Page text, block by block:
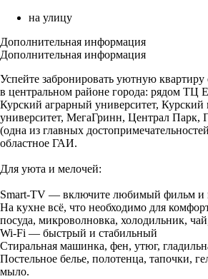
на улицу
Дополнительная информация
Дополнительная информация
Успейте забронировать уютную
в центральном районе города: рядом ТЦ
Курский аграрный университет,
университет, МегаГринн, Централ Парк,
(одна из главных
областное ГАИ.
Для уюта и мелочей:
Smart-TV — включите любимый фильм и
На кухне всё, что необходимо для
посуда, микроволновка, холодильник,
Wi-Fi — быстрый и стабильный
Стиральная машинка, фен, утюг,
Постельное белье, полотенца, тапочки,
мыло.